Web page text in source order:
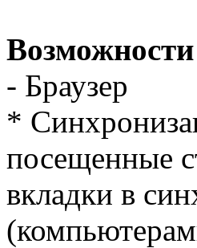
- Браузер
*
посещенные
вкладки в